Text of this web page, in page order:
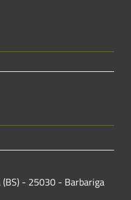
- 25030 - Barbariga